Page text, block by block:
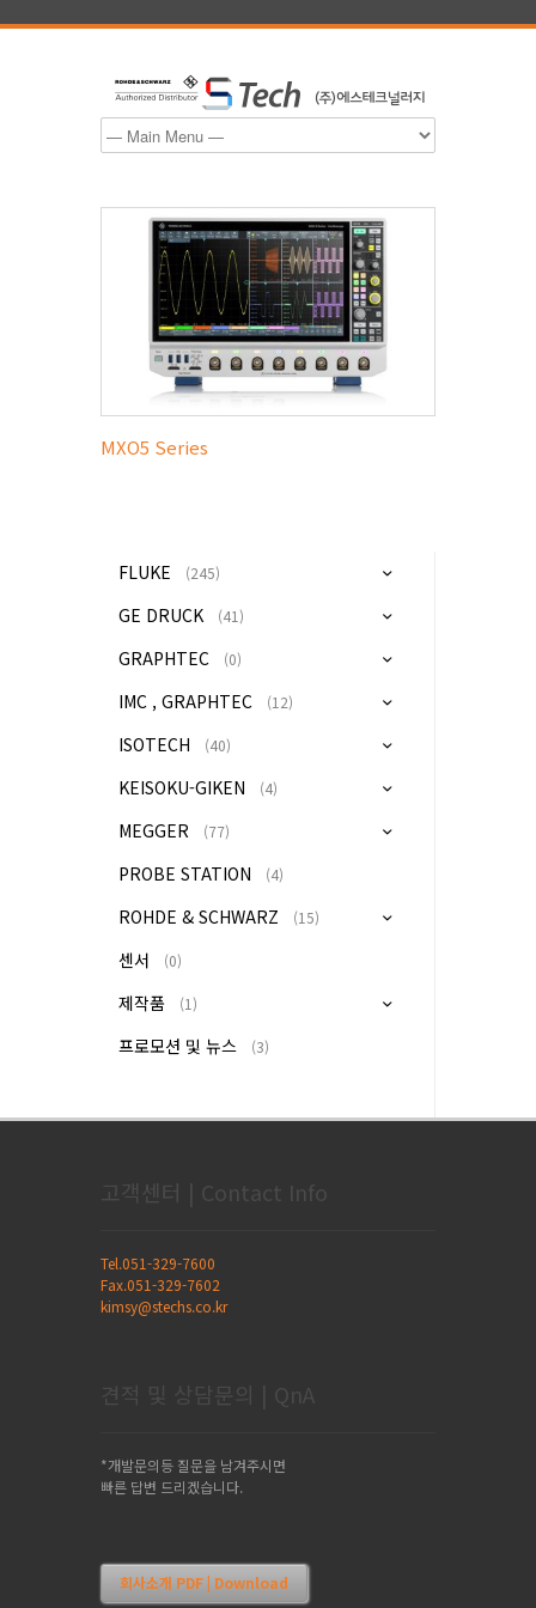
MXO5 Series
FLUKE (245)
GE DRUCK (41)
GRAPHTEC (0)
IMC , GRAPHTEC (12)
ISOTECH (40)
KEISOKU-GIKEN (4)
MEGGER (77)
PROBE STATION (4)
ROHDE & SCHWARZ (15)
센서 (0)
제작품 (1)
프로모션 및 뉴스 (3)
고객센터 | Contact Info
Tel.051-329-7600
Fax.051-329-7602
kimsy@stechs.co.kr
견적 및 상담문의 | QnA
*개발문의등 질문을 남겨주시면
빠른 답변 드리겠습니다.
회사소개 PDF | Download